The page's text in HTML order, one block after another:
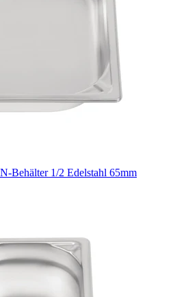
Behälter 1/2 Edelstahl 65mm